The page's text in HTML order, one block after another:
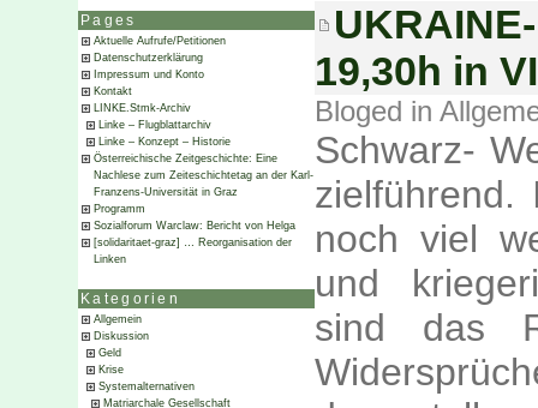
Pages
Aktuelle Aufrufe/Petitionen
Datenschutzerklärung
Impressum und Konto
Kontakt
LINKE.Stmk-Archiv
Linke – Flugblattarchiv
Linke – Konzept – Historie
Österreichische Zeitgeschichte: Eine
Nachlese zum Zeiteschichtetag an der Karl-
Franzens-Universität in Graz
Programm
Sozialforum Warclaw: Bericht von Helga
[solidaritaet-graz] … Reorganisation der
Linken
Kategorien
Allgemein
Diskussion
Geld
Krise
Systemalternativen
Matriarchale Gesellschaft
19,30h in
Bloged in
Schwarz-
zielführend.
noch viel
und
sind das